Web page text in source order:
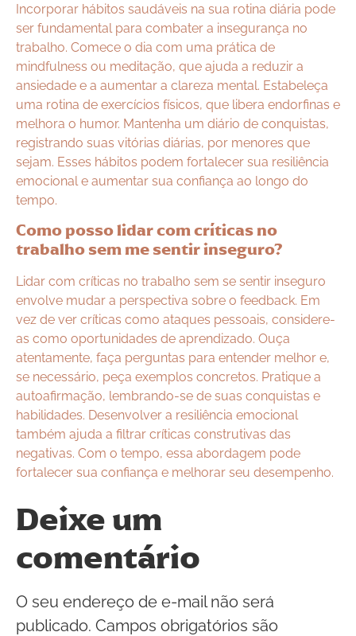
Incorporar hábitos saudáveis na sua rotina diária pode
ser fundamental para combater a insegurança no
trabalho. Comece o dia com uma prática de
mindfulness ou meditação, que ajuda a reduzir a
ansiedade e a aumentar a clareza mental. Estabeleça
uma rotina de exercícios físicos, que libera endorfinas e
melhora o humor. Mantenha um diário de conquistas,
registrando suas vitórias diárias, por menores que
sejam. Esses hábitos podem fortalecer sua resiliência
emocional e aumentar sua confiança ao longo do
tempo.
Como posso lidar com críticas no
trabalho sem me sentir inseguro?
Lidar com críticas no trabalho sem se sentir inseguro
envolve mudar a perspectiva sobre o feedback. Em
vez de ver críticas como ataques pessoais, considere-
as como oportunidades de aprendizado. Ouça
atentamente, faça perguntas para entender melhor e,
se necessário, peça exemplos concretos. Pratique a
autoafirmação, lembrando-se de suas conquistas e
habilidades. Desenvolver a resiliência emocional
também ajuda a filtrar críticas construtivas das
negativas. Com o tempo, essa abordagem pode
fortalecer sua confiança e melhorar seu desempenho.
Deixe um
comentário
O seu endereço de e-mail não será
publicado. Campos obrigatórios são